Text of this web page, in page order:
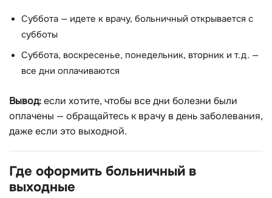
Суббота — идете к врачу, больничный открывается с
субботы
Суббота, воскресенье, понедельник, вторник и т.д. —
все дни оплачиваются
Вывод:если хотите, чтобы все дни болезни были
оплачены — обращайтесь к врачу в день заболевания,
даже если это выходной.
Где оформить больничный в
выходные